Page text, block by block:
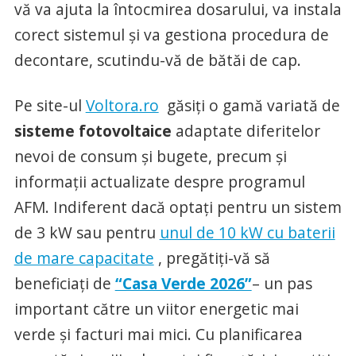
vă va ajuta la întocmirea dosarului, va instala
corect sistemul și va gestiona procedura de
decontare, scutindu-vă de bătăi de cap.
Pe site-ul Voltora.ro găsiți o gamă variată de
sisteme fotovoltaice adaptate diferitelor
nevoi de consum și bugete, precum și
informații actualizate despre programul
AFM. Indiferent dacă optați pentru un sistem
de 3 kW sau pentru unul de 10 kW cu baterii
de mare capacitate , pregătiți-vă să
beneficiați de “Casa Verde 2026”– un pas
important către un viitor energetic mai
verde și facturi mai mici. Cu planificarea